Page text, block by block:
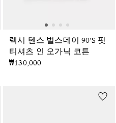
렉시 텐스 벌스데이 90'S 핏
티셔츠 인 오가닉 코튼
₩130,000